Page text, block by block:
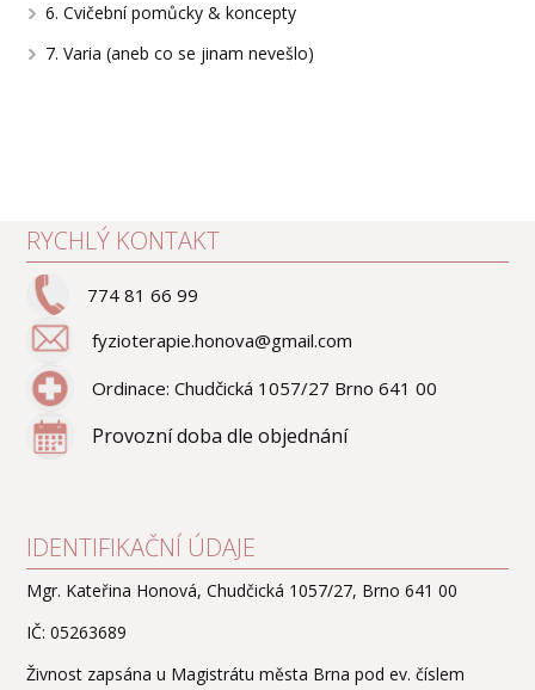
6. Cvičební pomůcky & koncepty
7. Varia (aneb co se jinam nevešlo)
RYCHLÝ KONTAKT
774 81 66 99
fyzioterapie.honova@gmail.com
Ordinace: Chudčická 1057/27 Brno 641 00
Provozní doba dle objednání
IDENTIFIKAČNÍ ÚDAJE
Mgr. Kateřina Honová, Chudčická 1057/27, Brno 641 00
IČ: 05263689
Živnost zapsána u Magistrátu města Brna pod ev. číslem